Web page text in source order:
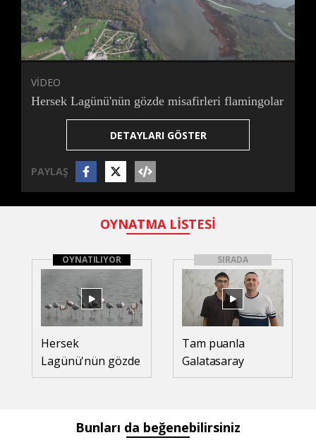
Süre
/
Toplam
Süre Yüklendi
0%
Yükleniyor
0%
VİDEO
Hersek Lagünü'nün gözde misafirleri flamingolar
DETAYLARI GÖSTER
PAYLAŞ
OYNATMA LİSTESİ
OYNATILIYOR
Hersek
Lagünü'nün gözde
misafirleri
SIRADA
Tam puanla
Galatasaray
Lisesi’ne yerleşen
çalışma
Bunları da beğenebilirsiniz